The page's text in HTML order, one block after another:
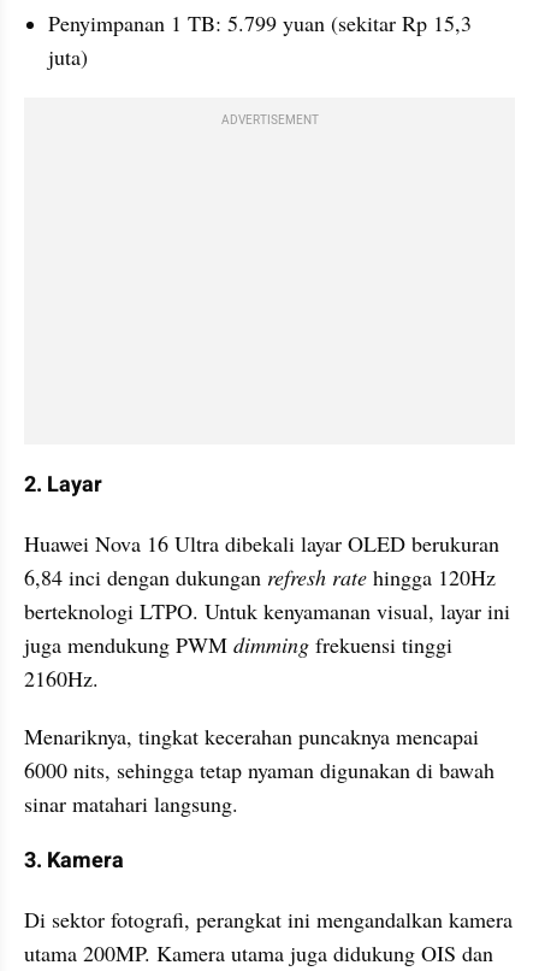
Penyimpanan 1 TB: 5.799 yuan (sekitar Rp 15,3
juta)
ADVERTISEMENT
2. Layar
Huawei Nova 16 Ultra dibekali layar OLED berukuran
6,84 inci dengan dukungan refresh rate hingga 120Hz
berteknologi LTPO. Untuk kenyamanan visual, layar ini
juga mendukung PWM dimming frekuensi tinggi
2160Hz.
Menariknya, tingkat kecerahan puncaknya mencapai
6000 nits, sehingga tetap nyaman digunakan di bawah
sinar matahari langsung.
3. Kamera
Di sektor fotografi, perangkat ini mengandalkan kamera
utama 200MP. Kamera utama juga didukung OIS dan